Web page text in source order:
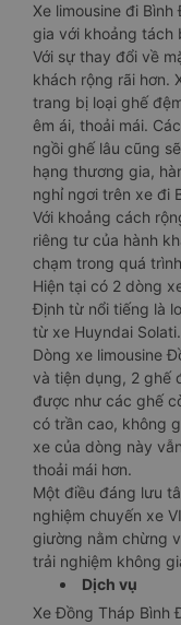
Xe limousine đi
gia với khoảng tách
Với sự thay đổi về
khách rộng rãi hơn.
trang bị loại ghế
êm ái, thoải mái.
ngồi ghế lâu cũng
hạng thương gia,
nghỉ ngơi trên xe đi
Với khoảng cách
riêng tư của hành
chạm trong quá
Hiện tại có 2 dòng
Định từ nổi tiếng là
từ xe Huyndai Solati.
Dòng xe limousine
và tiện dụng, 2 ghế
được như các ghế
có trần cao, không
xe của dòng này
thoải mái hơn.
Một điều đáng lưu
nghiệm chuyến xe
giường nằm chừng
trải nghiệm không
Dịch vụ
Xe Đồng Tháp Bình